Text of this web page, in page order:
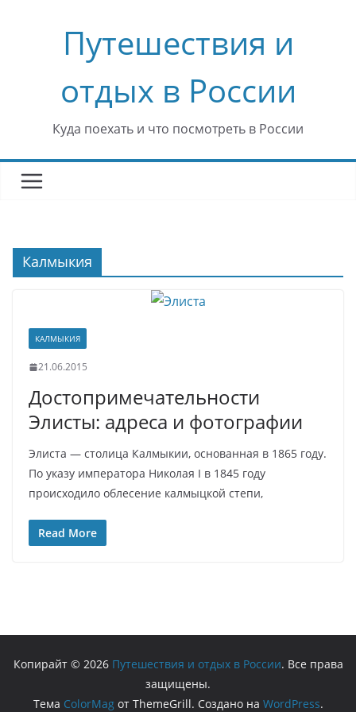
содержимомуПутешествия и
отдых в России
Куда поехать и что посмотреть в России
Калмыкия
КАЛМЫКИЯ
21.06.2015
Достопримечательности
Элисты: адреса и фотографии
Элиста — столица Калмыкии, основанная в 1865 году.
По указу императора Николая I в 1845 году
происходило облесение калмыцкой степи,
Read More
Копирайт © 2026 Путешествия и отдых в России. Все права
защищены.
Тема ColorMagот ThemeGrill. Создано на WordPress.